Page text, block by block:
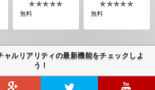
無料 無料
ャルリアリティの最新機能をチェックしよ
う！